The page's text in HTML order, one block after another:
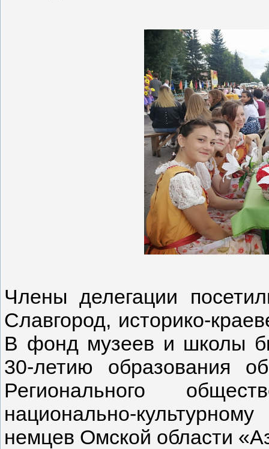
Члены делегации
Славгород, историко-
В фонд музеев и школы
30-летию образования
Регионального
национально-
немцев Омской области